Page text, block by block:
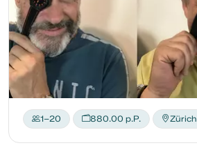
1–20 880.00 p.P. Zürich